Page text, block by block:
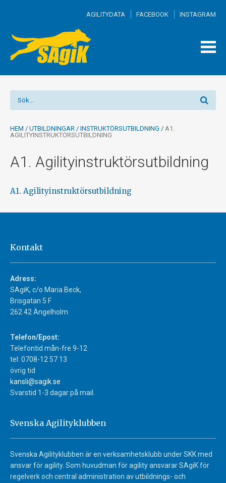
AGILITYDATA FACEBOOK INSTAGRAM
HEM / UTBILDNINGAR / INSTRUKTÖRSUTBILDNING / A1.
AGILITYINSTRUKTÖRSUTBILDNING
A1. Agilityinstruktörsutbildning
A1. Agilityinstruktörsutbildning
Kontakt
Adress:
SAgiK, c/o Maria Beck,
Brisgatan 5 F
262 42 Ängelholm
Telefon/Epost:
Telefontid mån-fre 9-12
tel: 0708-12 57 13
övrig tid
kansli@sagik.se
Svarstid 1-3 dagar på mail.
Svenska Agilityklubben
Svenska Agilityklubben är en verksamhetsklubb under SKK med
ansvar för agility. Som huvudman för agility ansvarar SAgiK för
regelverk och central administration av utbildnings- och